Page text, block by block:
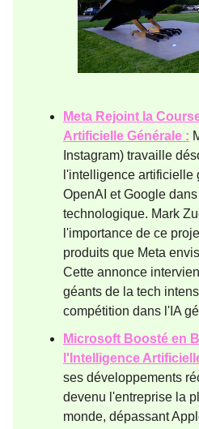
Meta Rejoint la
Artificielle Générale :
Instagram) travaille
l'intelligence artificielle
OpenAI et Google
technologique. Mark
l'importance de ce
produits que Meta
Cette annonce
géants de la tech
compétition dans l'IA
Microsoft Boosté en
l'Intelligence
ses développements
devenu l'entreprise la
monde, dépassant